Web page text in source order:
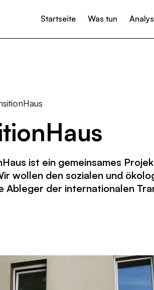
Startseite Was tun
Landwirtschaft & Ernährung
Kommunikation & Verwaltung
ist ein gemeinsames
wollen den sozialen und
Ableger der internationalen